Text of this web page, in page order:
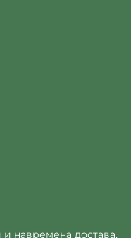
навремена достава,